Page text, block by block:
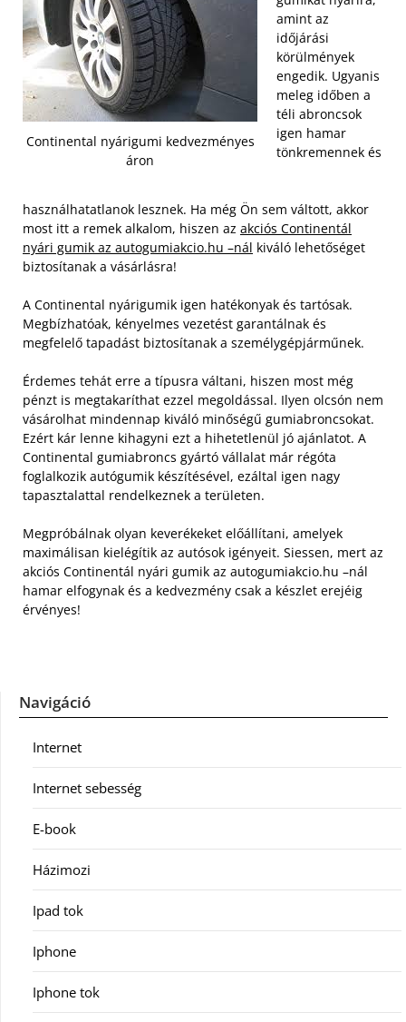
Continental nyárigumi kedvezményes
áron
amint az
időjárási
körülmények
engedik. Ugyanis
meleg időben a
téli abroncsok
igen hamar
tönkremennek és
használhatatlanok lesznek. Ha még Ön sem váltott, akkor
most itt a remek alkalom, hiszen az akciós Continentál
nyári gumik az autogumiakcio.hu –nál kiváló lehetőséget
biztosítanak a vásárlásra!
A Continental nyárigumik igen hatékonyak és tartósak.
Megbízhatóak, kényelmes vezetést garantálnak és
megfelelő tapadást biztosítanak a személygépjárműnek.
Érdemes tehát erre a típusra váltani, hiszen most még
pénzt is megtakaríthat ezzel megoldással. Ilyen olcsón nem
vásárolhat mindennap kiváló minőségű gumiabroncsokat.
Ezért kár lenne kihagyni ezt a hihetetlenül jó ajánlatot. A
Continental gumiabroncs gyártó vállalat már régóta
foglalkozik autógumik készítésével, ezáltal igen nagy
tapasztalattal rendelkeznek a területen.
Megpróbálnak olyan keverékeket előállítani, amelyek
maximálisan kielégítik az autósok igényeit. Siessen, mert az
akciós Continentál nyári gumik az autogumiakcio.hu –nál
hamar elfogynak és a kedvezmény csak a készlet erejéig
érvényes!
Navigáció
Internet
Internet sebesség
E-book
Házimozi
Ipad tok
Iphone
Iphone tok